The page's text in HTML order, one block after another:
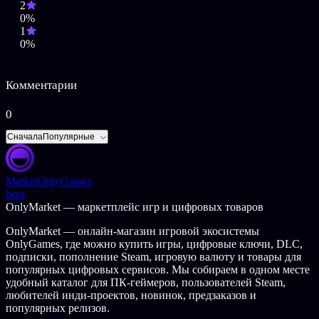
ОПИСАНИЕ КОНТЕНТА ДЛЯ ВЗРОСЛЫХ
Разработчики описывают контент так:
© 2022 Sony Interactive Entertainment Inc. / KOJIMA
published by 505 Games. 505 Games and the 505 Games logo are
trademarks or registered trademarks of 505 Games SpA or its
affiliates in the U.S. and/or other countries. DEATH STRANDING
is a trademark of Sony Interactive Entertainment LLC.
2
0%
1
0%
Комментарии
0
СначалаПопулярные
MarketOnlyGames
beta
OnlyMarket — маркетплейс игр и цифровых товаров
OnlyMarket — онлайн-магазин игровой экосистемы
OnlyGames, где можно купить игры, цифровые ключи, DLC,
подписки, пополнение Steam, игровую валюту и товары для
популярных цифровых сервисов. Мы собираем в одном месте
удобный каталог для ПК-геймеров, пользователей Steam,
любителей инди-проектов, новинок, предзаказов и
популярных релизов.